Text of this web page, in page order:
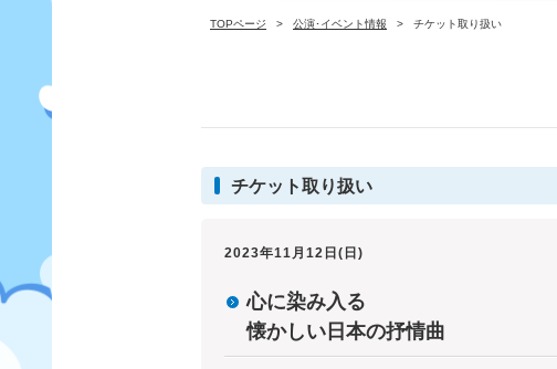
TOPページ 公演･イベント情報 チケット取り扱い
チケット取り扱い
2023年11月12日(日)
心に染み入る
懐かしい日本の抒情曲